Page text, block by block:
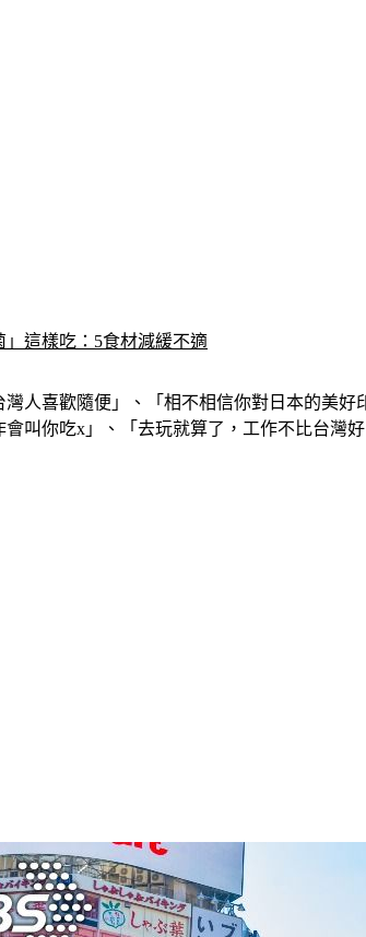
這樣吃：5食材減緩不適
人喜歡隨便」、「相不相信你對日本的美
叫你吃x」、「去玩就算了，工作不比台